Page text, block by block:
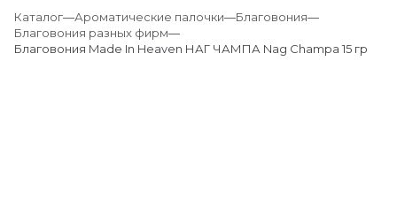
Каталог Ароматические палочки
Благовония
Благовония разных фирм
Благовония Made In Heaven НАГ ЧАМПА Nag Champa 15 гр